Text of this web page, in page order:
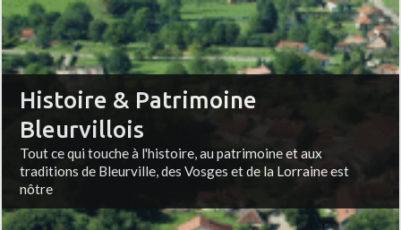
Histoire & Patrimoine
Bleurvillois
Tout ce qui touche à l'histoire, au patrimoine et aux
traditions de Bleurville, des Vosges et de la Lorraine est
nôtre